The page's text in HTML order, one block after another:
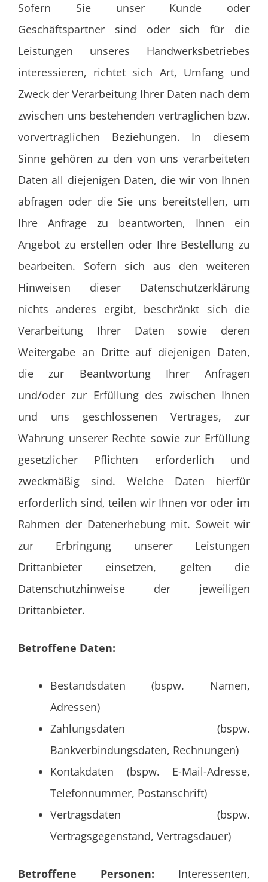
Sofern Sie unser Kunde oder
Geschäftspartner sind oder sich für die
Leistungen unseres Handwerksbetriebes
interessieren, richtet sich Art, Umfang und
Zweck der Verarbeitung Ihrer Daten nach dem
zwischen uns bestehenden vertraglichen bzw.
vorvertraglichen Beziehungen. In diesem
Sinne gehören zu den von uns verarbeiteten
Daten all diejenigen Daten, die wir von Ihnen
abfragen oder die Sie uns bereitstellen, um
Ihre Anfrage zu beantworten, Ihnen ein
Angebot zu erstellen oder Ihre Bestellung zu
bearbeiten. Sofern sich aus den weiteren
Hinweisen dieser Datenschutzerklärung
nichts anderes ergibt, beschränkt sich die
Verarbeitung Ihrer Daten sowie deren
Weitergabe an Dritte auf diejenigen Daten,
die zur Beantwortung Ihrer Anfragen
und/oder zur Erfüllung des zwischen Ihnen
und uns geschlossenen Vertrages, zur
Wahrung unserer Rechte sowie zur Erfüllung
gesetzlicher Pflichten erforderlich und
zweckmäßig sind. Welche Daten hierfür
erforderlich sind, teilen wir Ihnen vor oder im
Rahmen der Datenerhebung mit. Soweit wir
zur Erbringung unserer Leistungen
Drittanbieter einsetzen, gelten die
Datenschutzhinweise der jeweiligen
Drittanbieter.
Betroffene Daten:
Bestandsdaten (bspw. Namen,
Adressen)
Zahlungsdaten (bspw.
Bankverbindungsdaten, Rechnungen)
Kontakdaten (bspw. E-Mail-Adresse,
Telefonnummer, Postanschrift)
Vertragsdaten (bspw.
Vertragsgegenstand, Vertragsdauer)
Betroffene Personen: Interessenten,